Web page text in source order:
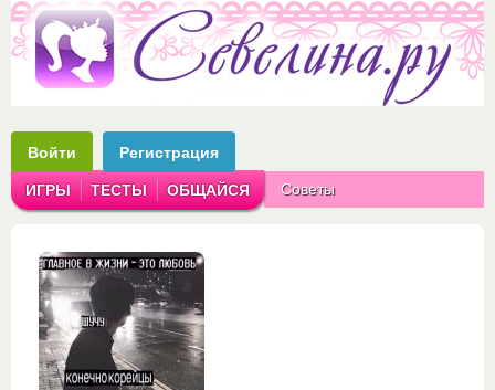
Войти Регистрация
ИГРЫ ТЕСТЫ ОБЩАЙСЯ Советы